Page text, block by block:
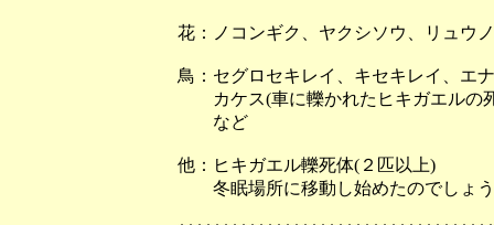
花：ノコンギク、ヤクシソウ、リュウ
鳥：セグロセキレイ、キセキレイ、エ
カケス(車に轢かれたヒキガエルの
など
他：ヒキガエル轢死体(２匹以上)
冬眠場所に移動し始めたのでしょ